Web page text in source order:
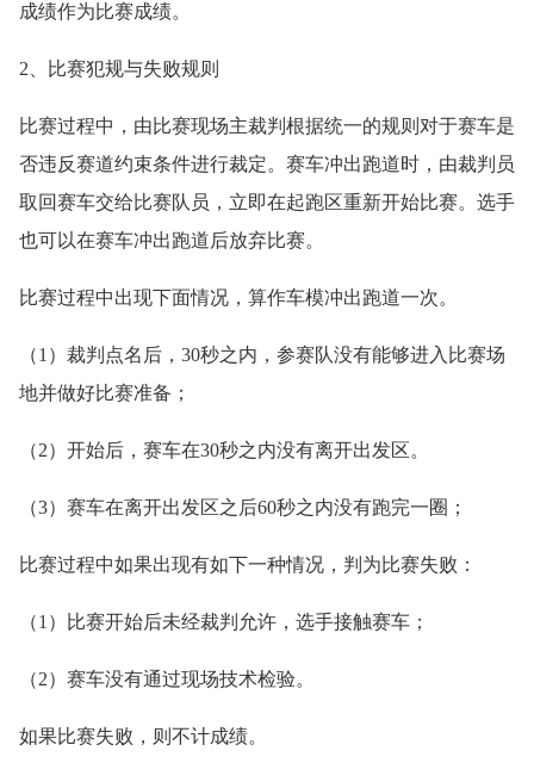
成绩作为比赛成绩。
2、比赛犯规与失败规则
比赛过程中，由比赛现场主裁判根据统一的规则对于赛车是
否违反赛道约束条件进行裁定。赛车冲出跑道时，由裁判员
取回赛车交给比赛队员，立即在起跑区重新开始比赛。选手
也可以在赛车冲出跑道后放弃比赛。
比赛过程中出现下面情况，算作车模冲出跑道一次。
（1）裁判点名后，30秒之内，参赛队没有能够进入比赛场
地并做好比赛准备；
（2）开始后，赛车在30秒之内没有离开出发区。
（3）赛车在离开出发区之后60秒之内没有跑完一圈；
比赛过程中如果出现有如下一种情况，判为比赛失败：
（1）比赛开始后未经裁判允许，选手接触赛车；
（2）赛车没有通过现场技术检验。
如果比赛失败，则不计成绩。